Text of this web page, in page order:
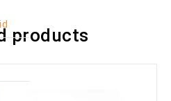
products